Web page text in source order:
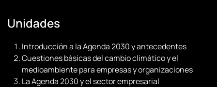
ODS
para
desarrollo
empresarial
cantidad
Unidades
Introducción a la Agenda 2030 y antecedentes
Cuestiones básicas del cambio climático y el
medioambiente para empresas y organizaciones
La Agenda 2030 y el sector empresarial